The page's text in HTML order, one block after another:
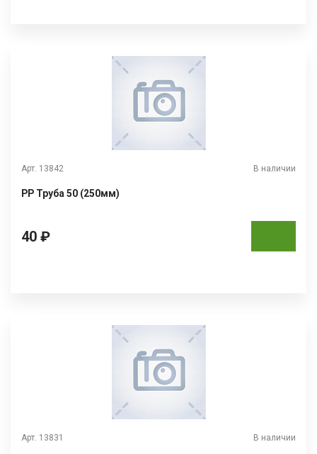
Арт. 13842 В наличии
РР Труба 50 (250мм)
40 ₽
Арт. 13831 В наличии